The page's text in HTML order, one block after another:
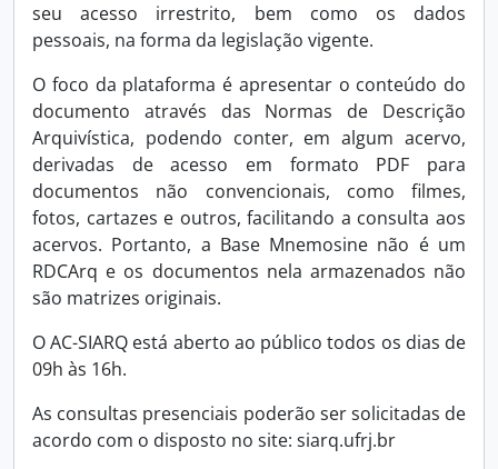
seu acesso irrestrito, bem como os dados
pessoais, na forma da legislação vigente.
O foco da plataforma é apresentar o conteúdo do
documento através das Normas de Descrição
Arquivística, podendo conter, em algum acervo,
derivadas de acesso em formato PDF para
documentos não convencionais, como filmes,
fotos, cartazes e outros, facilitando a consulta aos
acervos. Portanto, a Base Mnemosine não é um
RDCArq e os documentos nela armazenados não
são matrizes originais.
O AC-SIARQ está aberto ao público todos os dias de
09h às 16h.
As consultas presenciais poderão ser solicitadas de
acordo com o disposto no site: siarq.ufrj.br